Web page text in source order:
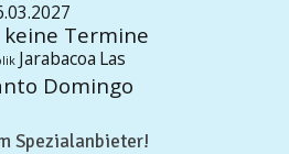
Termine
Jarabacoa Las
Domingo
Spezialanbieter!